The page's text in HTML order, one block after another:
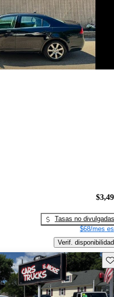
Tasas no divulgadas
$68/mes
Verif. disponibilidad